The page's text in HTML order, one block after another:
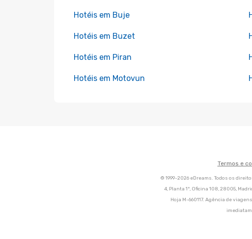
Hotéis em Buje
Hotéis em Buzet
Hotéis em Piran
Hotéis em Motovun
Termos e
© 1999-2026 eDreams. Todos os
4, Planta 1ª, Oficina 108, 28005,
Hoja M-660117. Agência de